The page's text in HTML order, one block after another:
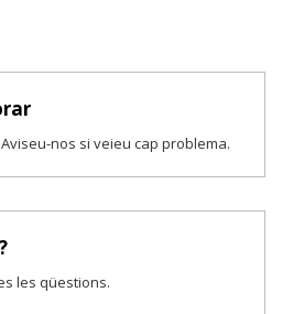
nos si veieu cap problema.
les qüestions.